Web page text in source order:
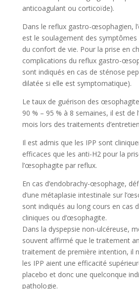
anticoagulant ou corticoïde).
Dans le reflux gastro-œsophagien,
est le soulagement des symptômes
du confort de vie. Pour la prise en
complications du reflux gastro-
sont indiqués en cas de sténose
dilatée si elle est symptomatique).
Le taux de guérison des
90 % – 95 % à 8 semaines, il est de
mois lors des traitements
Il est admis que les IPP sont
efficaces que les anti-H2 pour la
l’œsophagite par reflux.
En cas d’endobrachy-œsophage,
d’une métaplasie intestinale sur
sont indiqués au long cours en cas
cliniques ou d’œsophagite.
Dans la dyspepsie non-ulcéreuse,
souvent affirmé que le traitement
traitement de première intention, il
les IPP aient une efficacité
placebo et donc une quelconque
pathologie.